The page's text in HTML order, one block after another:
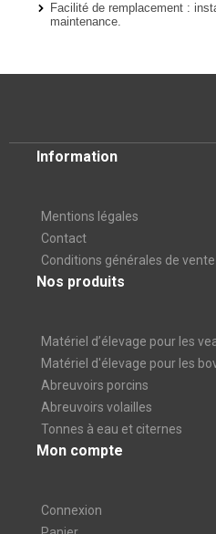
Facilité de remplacement :
maintenance.
Information
Mentions légales
Contact
Conditions générales de vente
Nos produits
Matériel d’élevage pour les
Matériel d'élevage pour les
Abreuvoirs porcins
Abreuvoirs volailles
Tonnes à eau et citernes
Mon compte
Connexion